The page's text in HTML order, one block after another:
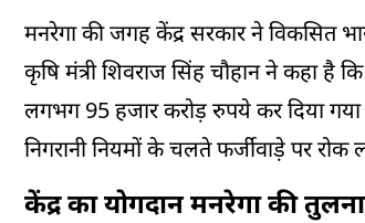
मनरेगा की जगह केंद्र सरकार ने विकसित
कृषि मंत्री शिवराज सिंह चौहान ने कहा है
लगभग 95 हजार करोड़ रुपये कर दिया
निगरानी नियमों के चलते फर्जीवाड़े पर रोक
केंद्र का योगदान मनरेगा की